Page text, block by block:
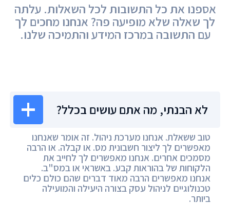
לא הבנתי, מה אתם עושים בכלל?
טוב ששאלת. אנחנו מערכת ניהול. זה אומר שאנחנו
מאפשרים לך ליצור חשבונית מס. או קבלה. או הרבה
מסמכים אחרים. אנחנו מאפשרים לך לחייב את
הלקוחות של בהוראות קבע. באשראי או במס"ב.
אנחנו מאפשרים הרבה מאוד דברים שהם כולם כלים
טכנולוגיים לניהול עסק בצורה היעילה והמועילה
ביותר.
אספנו את כל התשובות לכל השאלות. עלתה
לך שאלה שלא מופיעה פה? אנחנו מחכים לך
עם התשובה במרכז המידע והתמיכה שלנו.